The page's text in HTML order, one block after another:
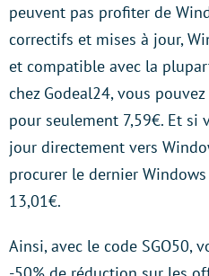
peuvent pas profiter de
correctifs et mises à jour,
et compatible avec la
chez Godeal24, vous
pour seulement 7,59€. Et si
jour directement vers
procurer le dernier
13,01€.
Ainsi, avec le code SGO50,